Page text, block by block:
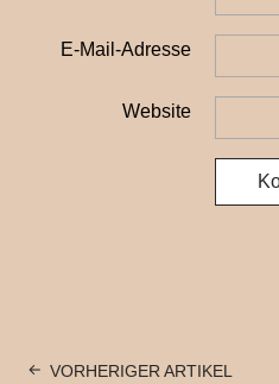
E-Mail-Adresse
Website
VORHERIGER ARTIKEL